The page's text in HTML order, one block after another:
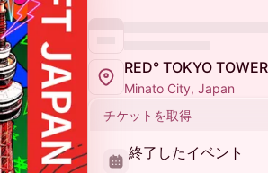
RED° TOKYO TOWER
Minato City, Japan
チケットを取得
終了したイベント